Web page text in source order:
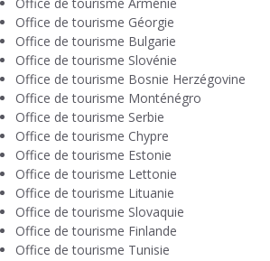
Office de tourisme Géorgie
Office de tourisme Bulgarie
Office de tourisme Slovénie
Office de tourisme Bosnie Herzégovine
Office de tourisme Monténégro
Office de tourisme Serbie
Office de tourisme Chypre
Office de tourisme Estonie
Office de tourisme Lettonie
Office de tourisme Lituanie
Office de tourisme Slovaquie
Office de tourisme Finlande
Office de tourisme Tunisie